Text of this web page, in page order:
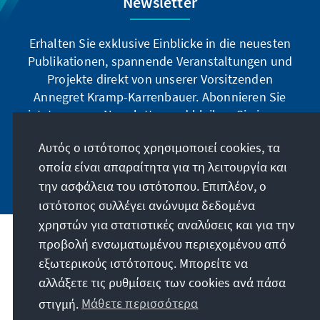
Erhalten Sie exklusive Einblicke in die neuesten
Publikationen, spannende Veranstaltungen und
Projekte direkt von unserer Vorsitzenden
Annegret Kramp-Karrenbauer. Abonnieren Sie
jetzt unseren Newsletter und bleiben Sie immer
Jetzt abonnieren
Την παραγγελία μας
Επικοινωνία
Αυτός ο ιστότοπος χρησιμοποιεί cookies, τα
οποία είναι απαραίτητα για τη λειτουργία και
την ασφάλεια του ιστότοπου. Επιπλέον, ο
ιστότοπος συλλέγει ανώνυμα δεδομένα
χρηστών για στατιστικές αναλύσεις και για την
προβολή ενσωματωμένου περιεχομένου από
εξωτερικούς ιστότοπους. Μπορείτε να
αλλάξετε τις ρυθμίσεις των cookies ανά πάσα
στιγμή. Μάθετε περισσότερα